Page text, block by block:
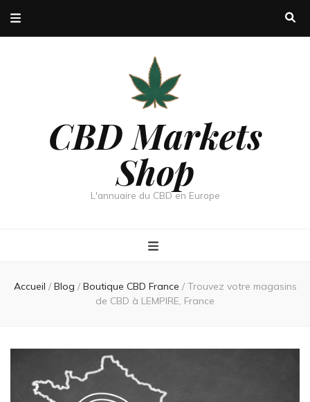
CBD Markets
Shop
L'annuaire du CBD en Europe
Accueil / Blog / Boutique CBD France / Trouvez votre magasins
de CBD à LEMPIRE, France